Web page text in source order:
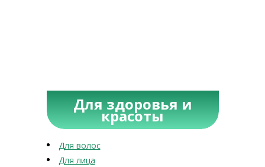
Для здоровья и
красоты
Для волос
Для лица